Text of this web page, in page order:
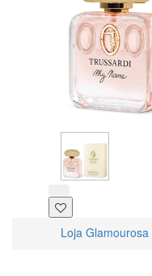
Loja Glamourosa